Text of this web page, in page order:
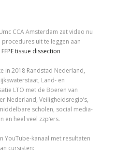
CCA Amsterdam zet video nu
uit te leggen aan
FFPE tissue dissection
in 2018 Randstad Nederland,
Land- en
LTO met de Boeren van
Nederland, Veiligheidsregio’s,
scholen, social media-
en heel veel zzp’ers.
YouTube-kanaal met resultaten
cursisten: